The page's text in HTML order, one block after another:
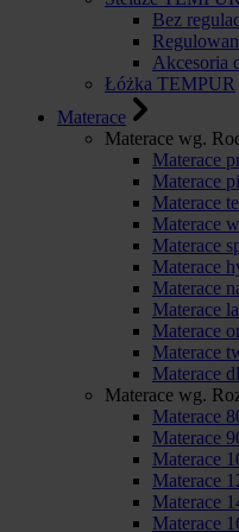
Bez
Akcesoria
Łóżka TEMPUR
Materace
Materace wg.
Materace
Materace
Materace
Materace
Materace
Materace
Materace
Materace
Materace
Materace
Materace
Materace wg.
Materace
Materace
Materace
Materace
Materace
Materace